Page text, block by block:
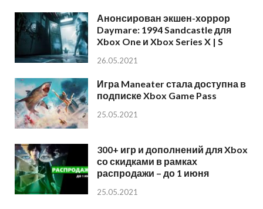
Анонсирован экшен-хоррор
Daymare: 1994 Sandcastle для
Xbox One и Xbox Series X | S
26.05.2021
Игра Maneater стала доступна в
подписке Xbox Game Pass
25.05.2021
300+ игр и дополнений для Xbox
со скидками в рамках
распродажи – до 1 июня
25.05.2021